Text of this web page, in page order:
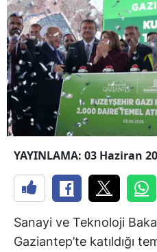
YAYINLAMA: 03 Haziran
Sanayi ve Teknoloji
Gaziantep’te katıldığı